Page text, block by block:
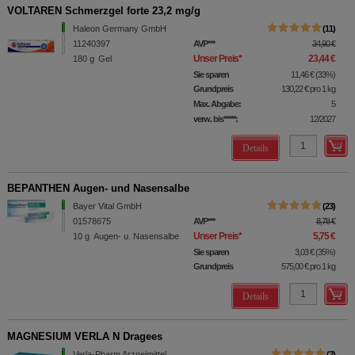
VOLTAREN Schmerzgel forte 23,2 mg/g
Haleon Germany GmbH
11240397
180 g Gel
11
AVP*** 34,90 €
Unser Preis* 23,44 €
Sie sparen 11,46 € (33%)
Grundpreis
130,22 €pro 1 kg
Max. Abgabe:
5
verw. bis*****:
12/2027
Details
BEPANTHEN Augen- und Nasensalbe
Bayer Vital GmbH
01578675
10 g Augen- u. Nasensalbe
23
AVP*** 8,78 €
Unser Preis* 5,75 €
Sie sparen 3,03 € (35%)
Grundpreis
575,00 €pro 1 kg
Details
MAGNESIUM VERLA N Dragees